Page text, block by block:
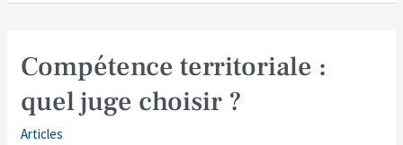
Compétence territoriale :
quel juge choisir ?
Articles
Compétence
territoriale
:
quel
juge